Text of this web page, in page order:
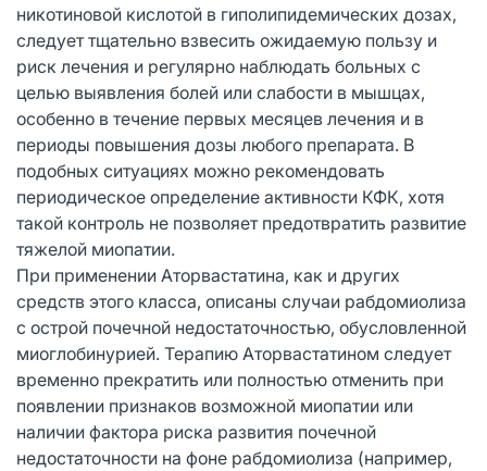
никотиновой кислотой в гиполипидемических дозах,
следует тщательно взвесить ожидаемую пользу и
риск лечения и регулярно наблюдать больных с
целью выявления болей или слабости в мышцах,
особенно в течение первых месяцев лечения и в
периоды повышения дозы любого препарата. В
подобных ситуациях можно рекомендовать
периодическое определение активности КФК, хотя
такой контроль не позволяет предотвратить развитие
тяжелой миопатии.
При применении Аторвастатина, как и других
средств этого класса, описаны случаи рабдомиолиза
с острой почечной недостаточностью, обусловленной
миоглобинурией. Терапию Аторвастатином следует
временно прекратить или полностью отменить при
появлении признаков возможной миопатии или
наличии фактора риска развития почечной
недостаточности на фоне рабдомиолиза (например,